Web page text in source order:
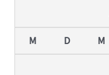
M D M